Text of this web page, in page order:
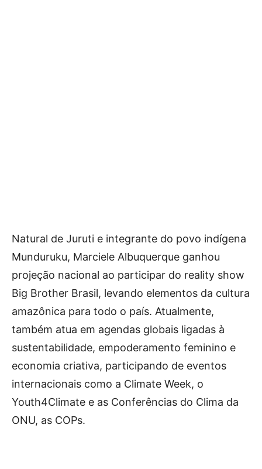
Natural de Juruti e integrante do povo indígena
Munduruku, Marciele Albuquerque ganhou
projeção nacional ao participar do reality show
Big Brother Brasil, levando elementos da cultura
amazônica para todo o país. Atualmente,
também atua em agendas globais ligadas à
sustentabilidade, empoderamento feminino e
economia criativa, participando de eventos
internacionais como a Climate Week, o
Youth4Climate e as Conferências do Clima da
ONU, as COPs.